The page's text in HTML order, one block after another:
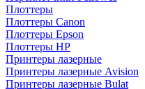
Плоттеры
Плоттеры Canon
Плоттеры Epson
Плоттеры HP
Принтеры лазерные
Принтеры лазерные Avision
Принтеры лазерные Bulat